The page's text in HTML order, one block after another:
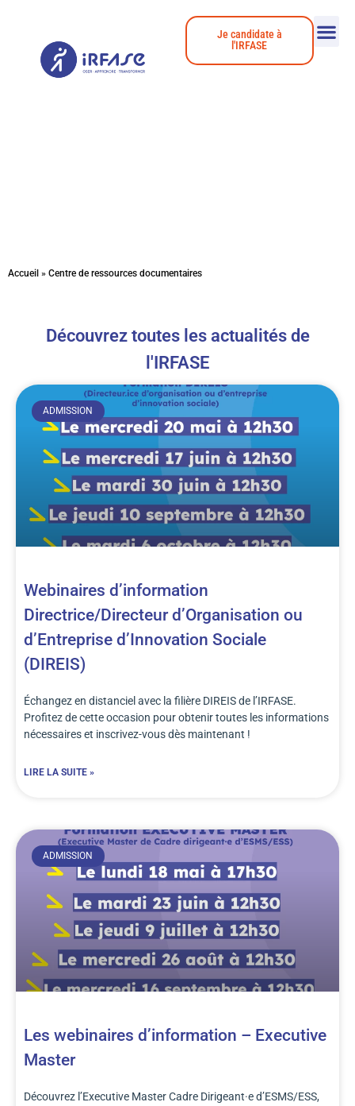
Je candidate à
l'IRFASE
Accueil » Centre de ressources documentaires
Découvrez toutes les actualités de
l'IRFASE
ADMISSION
Webinaires d’information
Directrice/Directeur d’Organisation ou
d’Entreprise d’Innovation Sociale
(DIREIS)
Échangez en distanciel avec la filière DIREIS de l’IRFASE.
Profitez de cette occasion pour obtenir toutes les informations
nécessaires et inscrivez-vous dès maintenant !
LIRE LA SUITE »
ADMISSION
Les webinaires d’information – Executive
Master
Découvrez l’Executive Master Cadre Dirigeant·e d’ESMS/ESS,